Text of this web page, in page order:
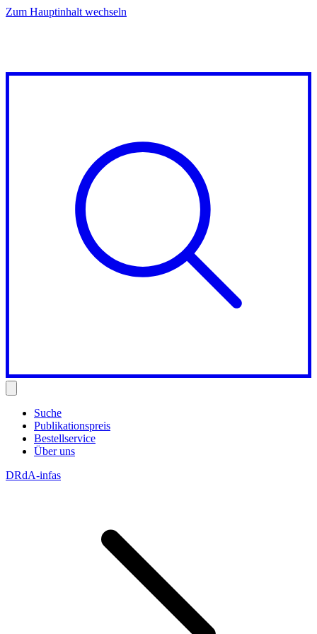
Zum Hauptinhalt wechseln
Suche
Publikationspreis
Bestellservice
Über uns
DRdA-infas